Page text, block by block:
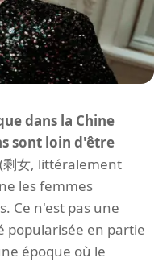
dans la Chine
sont loin d'être
(剩女, littéralement
les femmes
Ce n'est pas une
popularisée en partie
époque où le